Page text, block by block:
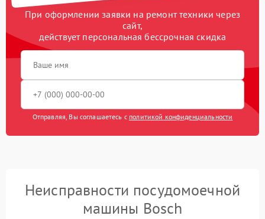
При оформлении заявки на ремонт техники через
сайт,
действует персональная бессрочная скидка
Отправляя, Вы соглашаетесь с политикой конфиденциальности
Неисправности посудомоечной
машины Bosch